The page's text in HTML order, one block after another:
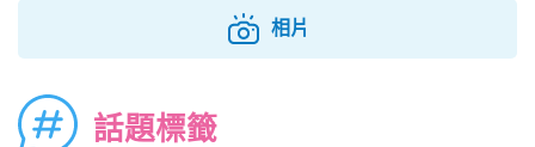
相片
話題標籤